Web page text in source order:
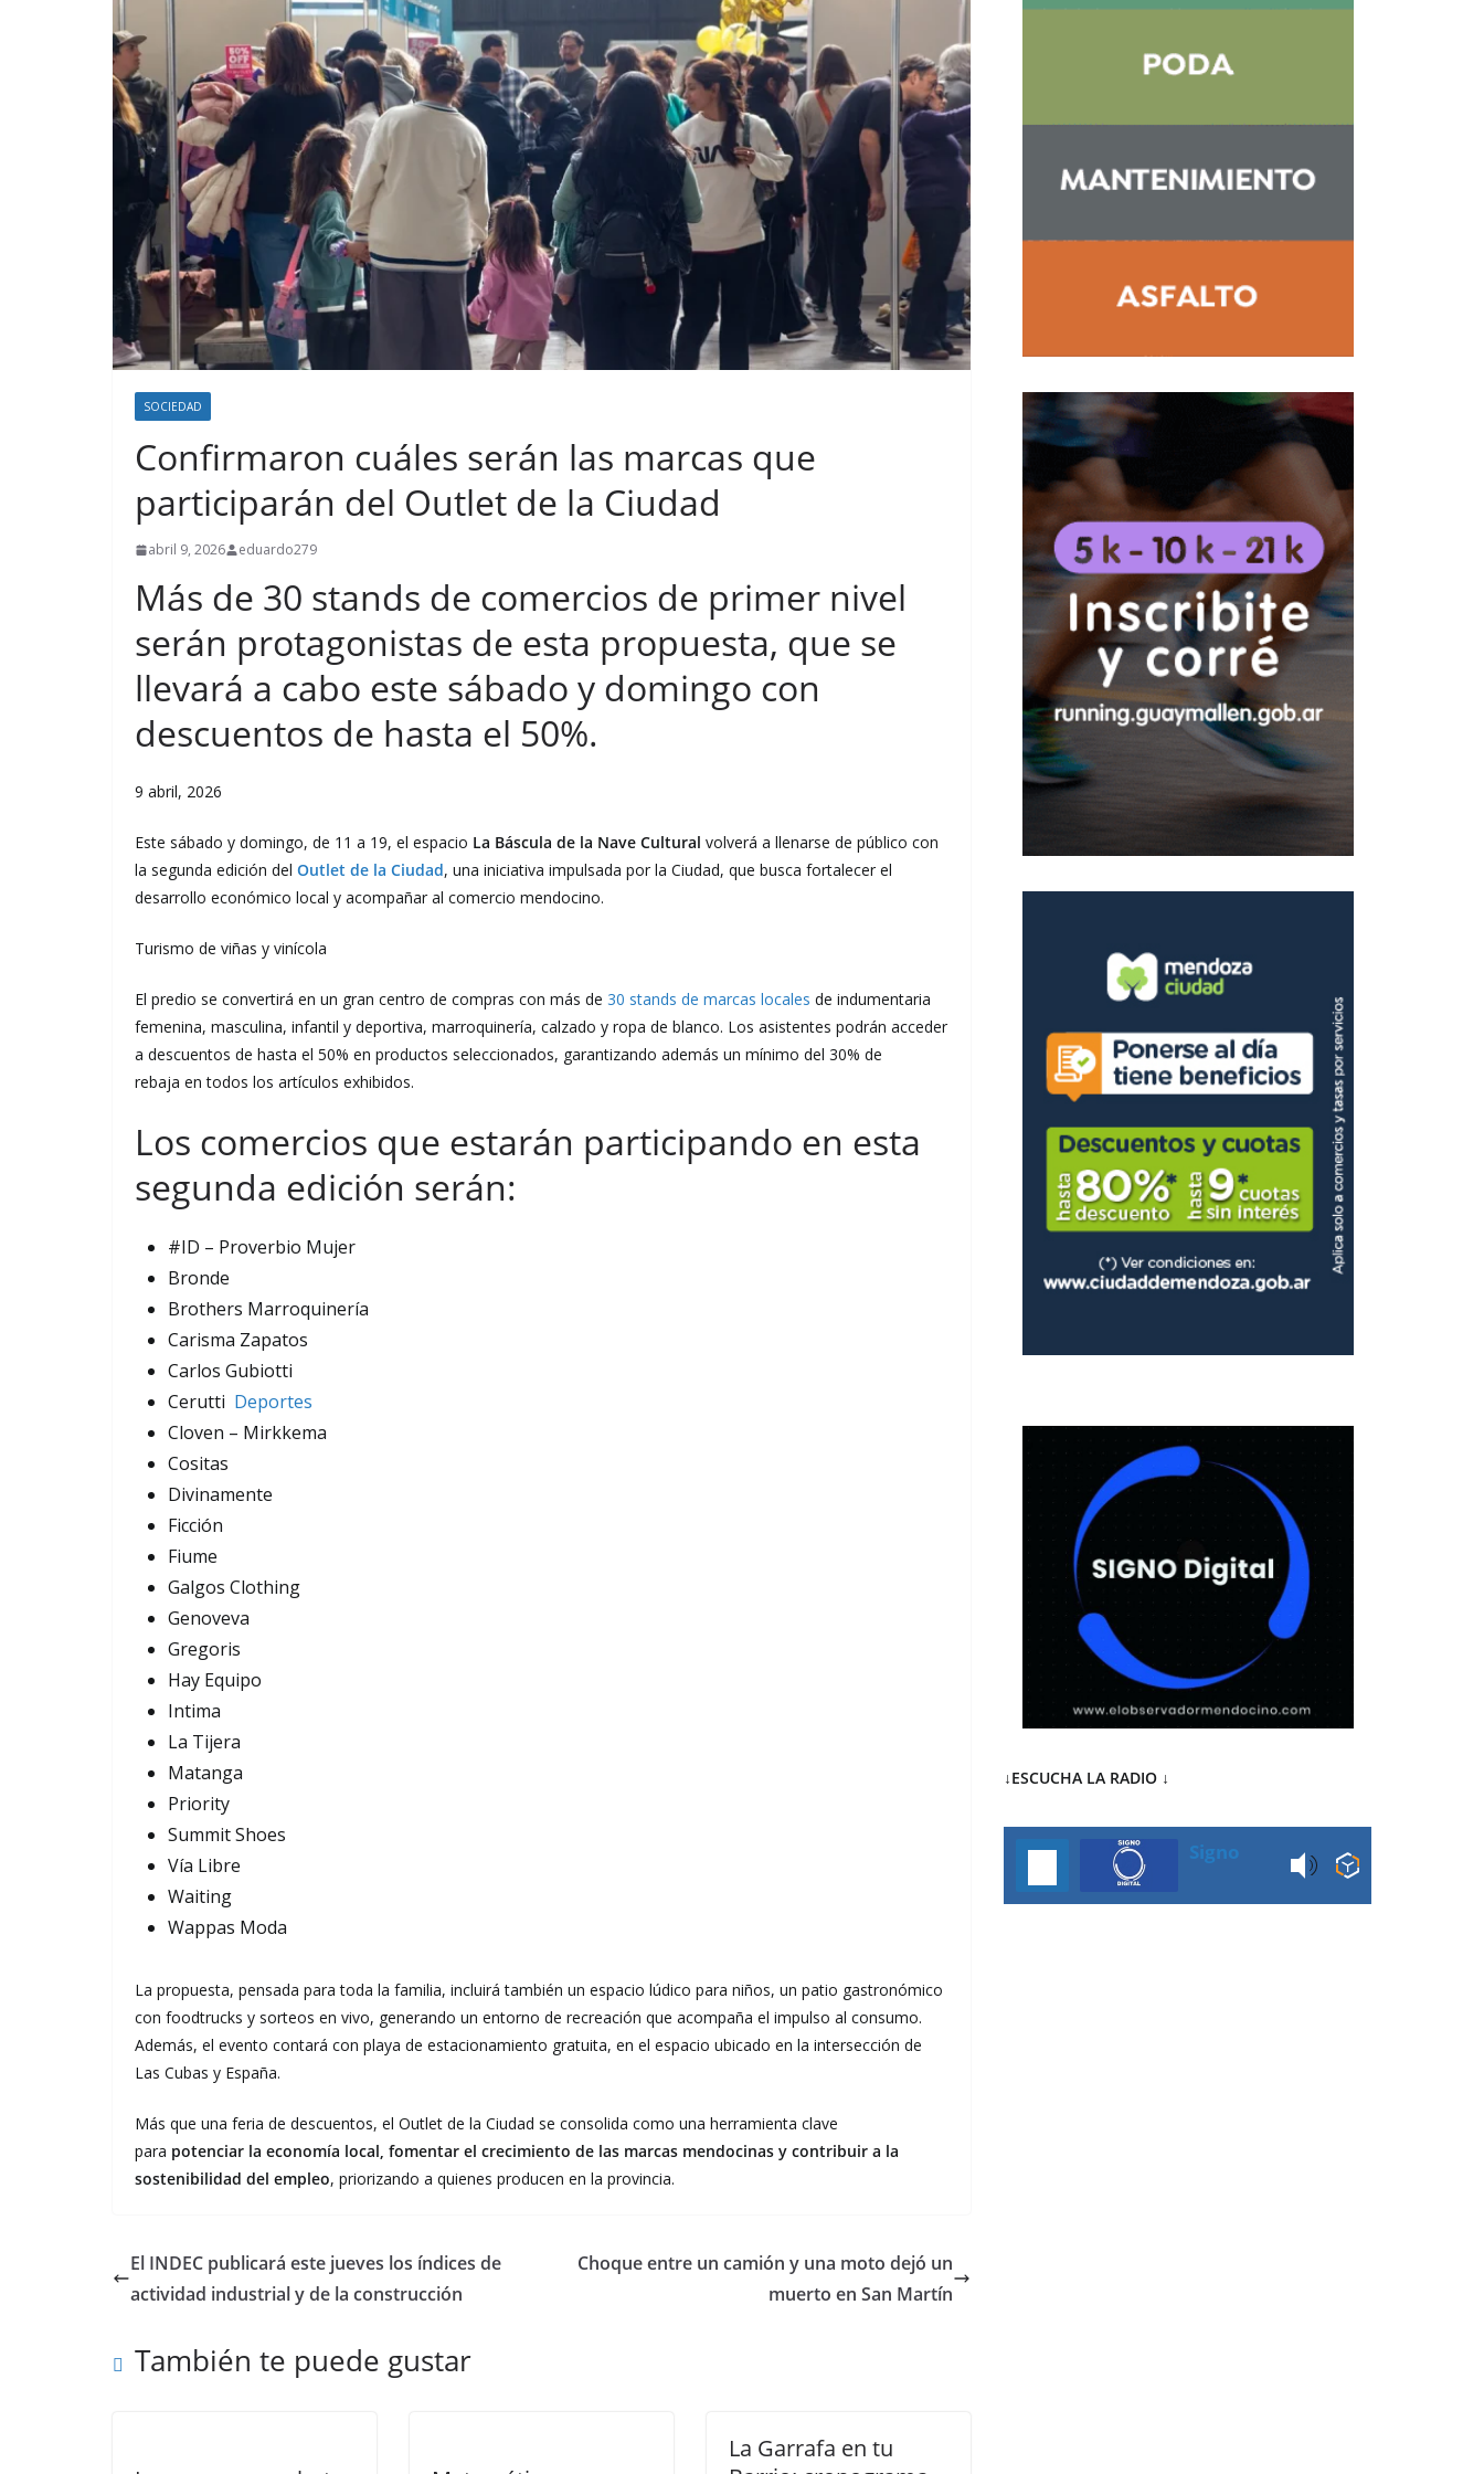
SOCIEDAD
Confirmaron cuáles serán las marcas que
participarán del Outlet de la Ciudad
abril 9, 2026 eduardo279
Más de 30 stands de comercios de primer nivel
serán protagonistas de esta propuesta, que se
llevará a cabo este sábado y domingo con
descuentos de hasta el 50%.
9 abril, 2026
Este sábado y domingo, de 11 a 19, el espacio La Báscula de la Nave Cultural volverá a llenarse de público con
la segunda edición del Outlet de la Ciudad, una iniciativa impulsada por la Ciudad, que busca fortalecer el
desarrollo económico local y acompañar al comercio mendocino.
Turismo de viñas y vinícola
El predio se convertirá en un gran centro de compras con más de 30 stands de marcas locales de indumentaria
femenina, masculina, infantil y deportiva, marroquinería, calzado y ropa de blanco. Los asistentes podrán acceder
a descuentos de hasta el 50% en productos seleccionados, garantizando además un mínimo del 30% de
rebaja en todos los artículos exhibidos.
Los comercios que estarán participando en esta
segunda edición serán:
#ID – Proverbio Mujer
Bronde
Brothers Marroquinería
Carisma Zapatos
Carlos Gubiotti
Cerutti Deportes
Cloven – Mirkkema
Cositas
Divinamente
Ficción
Fiume
Galgos Clothing
Genoveva
Gregoris
Hay Equipo
Intima
La Tijera
Matanga
Priority
Summit Shoes
Vía Libre
Waiting
Wappas Moda
La propuesta, pensada para toda la familia, incluirá también un espacio lúdico para niños, un patio gastronómico
con foodtrucks y sorteos en vivo, generando un entorno de recreación que acompaña el impulso al consumo.
Además, el evento contará con playa de estacionamiento gratuita, en el espacio ubicado en la intersección de
Las Cubas y España.
Más que una feria de descuentos, el Outlet de la Ciudad se consolida como una herramienta clave
para potenciar la economía local, fomentar el crecimiento de las marcas mendocinas y contribuir a la
sostenibilidad del empleo, priorizando a quienes producen en la provincia.
El INDEC publicará este jueves los índices de
actividad industrial y de la construcción
Choque entre un camión y una moto dejó un
muerto en San Martín
También te puede gustar
La Garrafa en tu
↓ESCUCHA LA RADIO ↓
Signo